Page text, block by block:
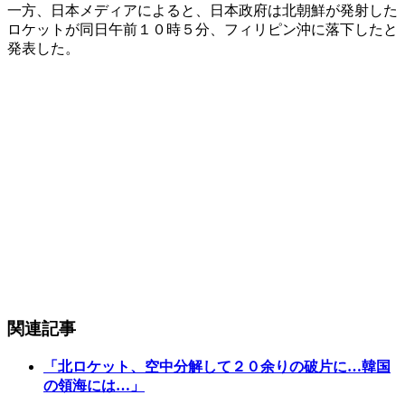
一方、日本メディアによると、日本政府は北朝鮮が発射した
ロケットが同日午前１０時５分、フィリピン沖に落下したと
発表した。
関連記事
「北ロケット、空中分解して２０余りの破片に…韓国
の領海には…」